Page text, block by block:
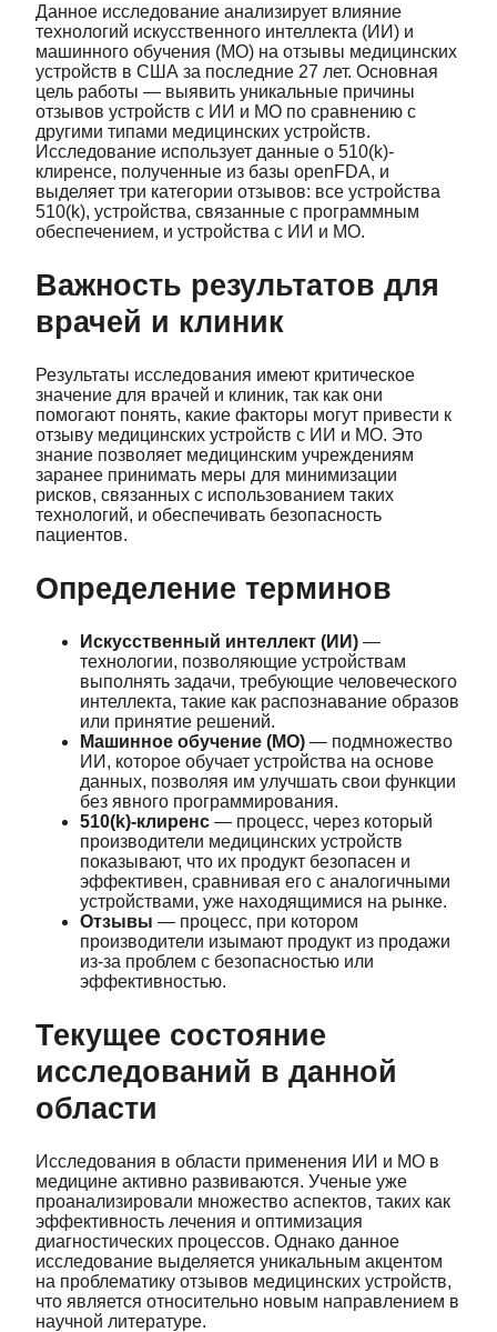
Данное исследование анализирует влияние
технологий искусственного интеллекта (ИИ) и
машинного обучения (МО) на отзывы медицинских
устройств в США за последние 27 лет. Основная
цель работы — выявить уникальные причины
отзывов устройств с ИИ и МО по сравнению с
другими типами медицинских устройств.
Исследование использует данные о 510(k)-
клиренсе, полученные из базы openFDA, и
выделяет три категории отзывов: все устройства
510(k), устройства, связанные с программным
обеспечением, и устройства с ИИ и МО.
Важность результатов для
врачей и клиник
Результаты исследования имеют критическое
значение для врачей и клиник, так как они
помогают понять, какие факторы могут привести к
отзыву медицинских устройств с ИИ и МО. Это
знание позволяет медицинским учреждениям
заранее принимать меры для минимизации
рисков, связанных с использованием таких
технологий, и обеспечивать безопасность
пациентов.
Определение терминов
Искусственный интеллект (ИИ) —
технологии, позволяющие устройствам
выполнять задачи, требующие человеческого
интеллекта, такие как распознавание образов
или принятие решений.
Машинное обучение (МО) — подмножество
ИИ, которое обучает устройства на основе
данных, позволяя им улучшать свои функции
без явного программирования.
510(k)-клиренс — процесс, через который
производители медицинских устройств
показывают, что их продукт безопасен и
эффективен, сравнивая его с аналогичными
устройствами, уже находящимися на рынке.
Отзывы — процесс, при котором
производители изымают продукт из продажи
из-за проблем с безопасностью или
эффективностью.
Текущее состояние
исследований в данной
области
Исследования в области применения ИИ и МО в
медицине активно развиваются. Ученые уже
проанализировали множество аспектов, таких как
эффективность лечения и оптимизация
диагностических процессов. Однако данное
исследование выделяется уникальным акцентом
на проблематику отзывов медицинских устройств,
что является относительно новым направлением в
научной литературе.